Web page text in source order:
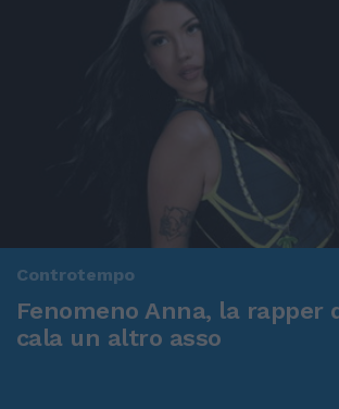
Controtempo
Fenomeno Anna, la rapper
cala un altro asso